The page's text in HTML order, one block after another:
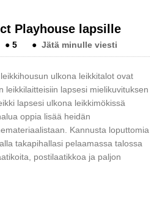
Playhouse lapsille
●5 ● Jätä minulle viesti
ulkona leikkitalot ovat
leikkilaitteisiin lapsesi mielikuvituksen
lapsesi ulkona leikkimökissä
oppia lisää heidän
Kannusta loputtomia
takapihallasi pelaamassa talossa
postilaatikkoa ja paljon